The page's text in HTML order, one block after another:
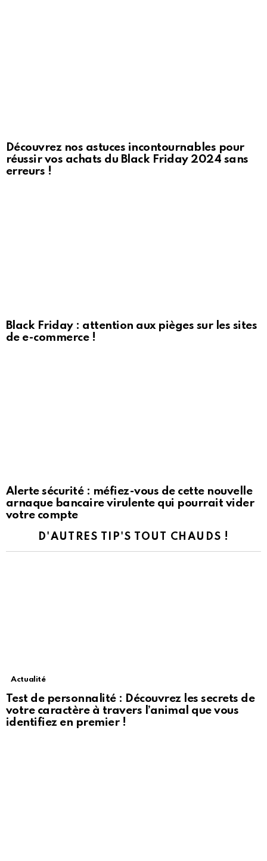
Découvrez nos astuces incontournables pour
réussir vos achats du Black Friday 2024 sans
erreurs !
Black Friday : attention aux pièges sur les sites
de e-commerce !
Alerte sécurité : méfiez-vous de cette nouvelle
arnaque bancaire virulente qui pourrait vider
votre compte
D'AUTRES TIP'S TOUT CHAUDS !
Actualité
Test de personnalité : Découvrez les secrets de
votre caractère à travers l’animal que vous
identifiez en premier !